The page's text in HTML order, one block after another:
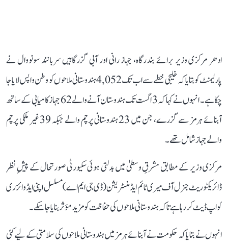
ادھر مرکزی وزیر برائے بندرگاہ، جہاز رانی اور آبی گزرگاہیں سربانند سونووال نے
پارلیمنٹ کو بتایا کہ خلیجی خطے سے اب تک 4,052 ہندوستانی ملاحوں کو وطن واپس لایا جا
چکا ہے۔ انہوں نے کہا کہ 3 اگست تک ہندوستان آنے والے 62 جہاز کامیابی کے ساتھ
آبنائے ہرمز سے گزرے، جن میں 23 ہندوستانی پرچم والے جبکہ 39 غیر ملکی پرچم
والے جہاز شامل تھے۔
مرکزی وزیر کے مطابق مشرقِ وسطیٰ میں بدلتی ہوئی سکیورٹی صورتحال کے پیشِ نظر
ڈائریکٹوریٹ جنرل آف میری ٹائم ایڈمنسٹریشن (ڈی جی ایم اے) مسلسل اپنی ایڈوائزری
کو اپ ڈیٹ کر رہا ہے تاکہ ہندوستانی ملاحوں کی حفاظت کو مزید مؤثر بنایا جا سکے۔
انہوں نے بتایا کہ حکومت نے آبنائے ہرمز میں ہندوستانی ملاحوں کی سلامتی کے لیے کئی